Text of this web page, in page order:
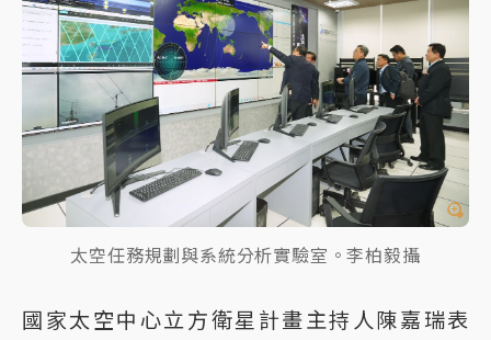
太空任務規劃與系統分析實驗室。李柏毅攝
國家太空中心立方衛星計畫主持人陳嘉瑞表